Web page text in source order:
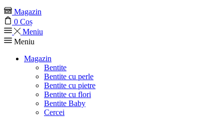
Magazin
0 Coș
Meniu
Meniu
Magazin
Bentite
Bentite cu perle
Bentite cu pietre
Bentite cu flori
Bentite Baby
Cercei